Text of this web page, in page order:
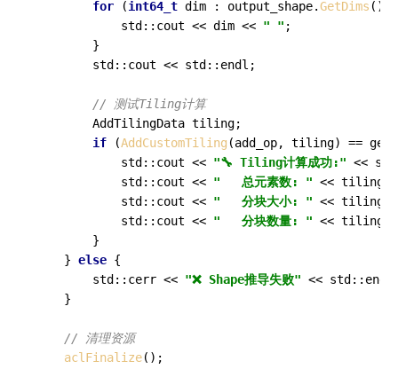
for (int64_t dim : output_shape.GetDims ())
            std::cout << dim <<
" " ;
        }
        std::cout << std::endl;
// 测试Tiling计算
        AddTilingData tiling;
if (AddCustomTiling (add_op, tiling) ==
            std::cout <<
"🔧 Tiling计算成功:" <<
            std::cout <<
"   总元素数: " <<
            std::cout <<
"   分块大小: " <<
            std::cout <<
"   分块数量: " <<
        }
    }
else {
        std::cerr <<
"❌ Shape推导失败" <<
    }
// 清理资源
aclFinalize();